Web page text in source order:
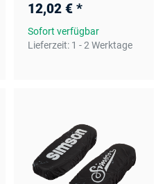
12,02 € *
Sofort verfügbar
Lieferzeit: 1 - 2 Werktage